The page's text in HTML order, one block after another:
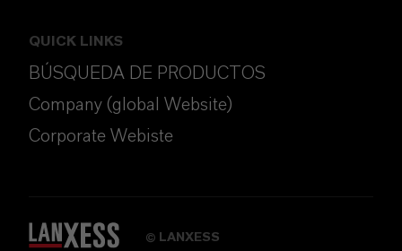
QUICK LINKS
BÚSQUEDA DE PRODUCTOS
Company (global Website)
Corporate Webiste
© LANXESS